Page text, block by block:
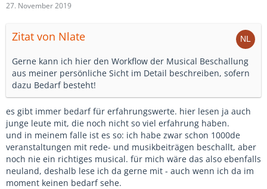
27. November 2019
Zitat von Nlate
Gerne kann ich hier den Workflow der Musical Beschallung
aus meiner persönliche Sicht im Detail beschreiben, sofern
dazu Bedarf besteht!
es gibt immer bedarf für erfahrungswerte. hier lesen ja auch
junge leute mit, die noch nicht so viel erfahrung haben.
und in meinem falle ist es so: ich habe zwar schon 1000de
veranstaltungen mit rede- und musikbeiträgen beschallt, aber
noch nie ein richtiges musical. für mich wäre das also ebenfalls
neuland, deshalb lese ich da gerne mit - auch wenn ich da im
moment keinen bedarf sehe.